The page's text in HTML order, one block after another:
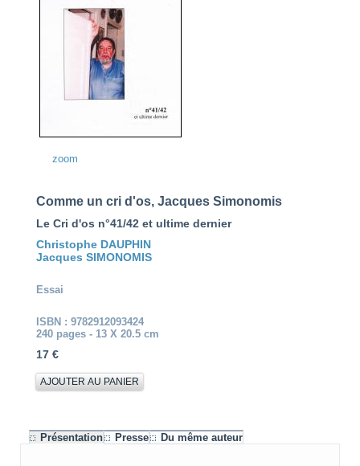
zoom
Comme un cri d'os, Jacques Simonomis
Le Cri d'os n°41/42 et ultime dernier
Christophe DAUPHIN
Jacques SIMONOMIS
Essai
ISBN : 9782912093424
240 pages - 13 X 20.5 cm
17 €
Présentation Presse Du même auteur